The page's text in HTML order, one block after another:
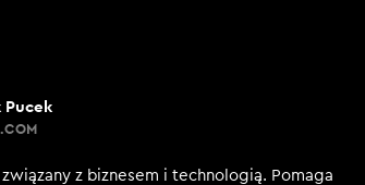
Pucek
z biznesem i technologią. Pomaga